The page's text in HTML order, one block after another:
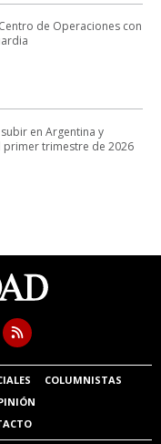
de Operaciones con
en Argentina y
primer trimestre de 2026
COLUMNISTAS